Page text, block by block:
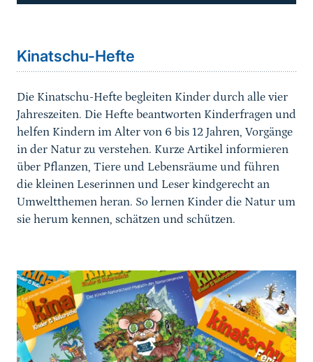
Kinatschu-Hefte
Die Kinatschu-Hefte begleiten Kinder durch alle vier
Jahreszeiten. Die Hefte beantworten Kinderfragen und
helfen Kindern im Alter von 6 bis 12 Jahren, Vorgänge
in der Natur zu verstehen. Kurze Artikel informieren
über Pflanzen, Tiere und Lebensräume und führen
die kleinen Leserinnen und Leser kindgerecht an
Umweltthemen heran. So lernen Kinder die Natur um
sie herum kennen, schätzen und schützen.
weiterführender
Inhalt